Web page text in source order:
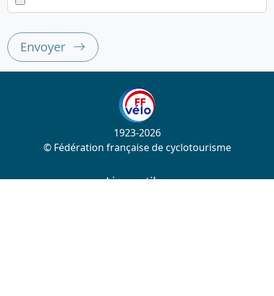
Envoyer
1923-2026
© Fédération française de cyclotourisme
Liens utiles